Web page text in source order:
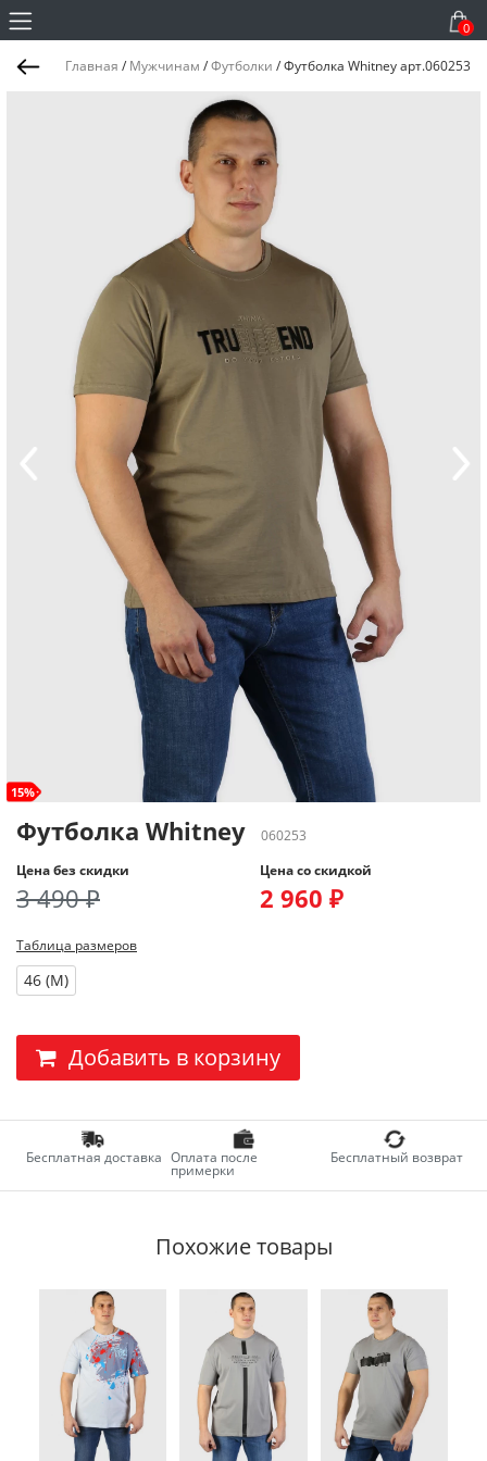
0
Главная / Мужчинам /Футболки /Футболка Whitney арт.060253
15%
Футболка Whitney
060253
Цена без скидки
3 490 ₽
Цена со скидкой
2 960 ₽
Таблица размеров
46 (M)
Добавить в корзину
Бесплатная доставка Оплата после
примерки
Бесплатный возврат
Похожие товары